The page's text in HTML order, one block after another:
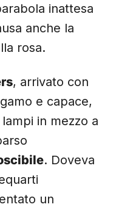
inattesa
anche la
rosa.
, arrivato con
e capace,
in mezzo a
. Doveva
un